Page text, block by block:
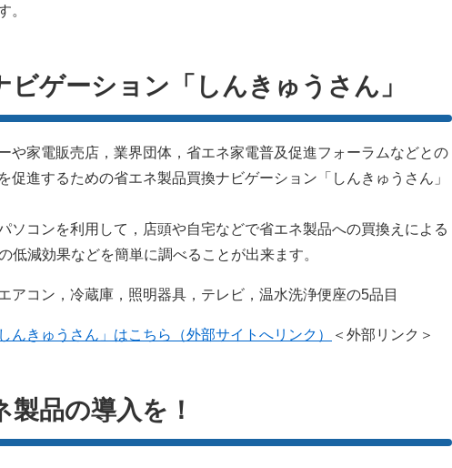
。
ビゲーション「しんきゅうさん」
家電販売店，業界団体，省エネ家電普及促進フォーラムなどとの
促進するための省エネ製品買換ナビゲーション「しんきゅうさん」
コンを利用して，店頭や自宅などで省エネ製品への買換えによる
低減効果などを簡単に調べることが出来ます。
アコン，冷蔵庫，照明器具，テレビ，温水洗浄便座の5品目
んきゅうさん」はこちら（外部サイトへリンク） ＜外部リンク＞
品の導入を！